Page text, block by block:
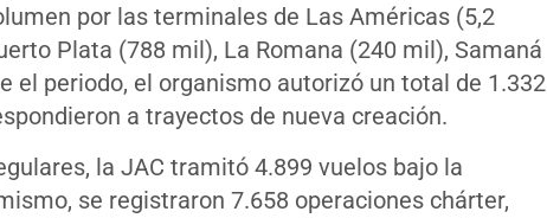
por las terminales de Las Américas (5,2
Plata (788 mil), La Romana (240 mil), Samaná
el periodo, el organismo autorizó un total de 1.332
a trayectos de nueva creación.
la JAC tramitó 4.899 vuelos bajo la
se registraron 7.658 operaciones chárter,